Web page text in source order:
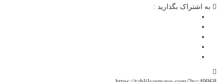
به اشتراک بگذارید :